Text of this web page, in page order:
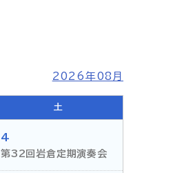
2026年08月
土
4
第32回岩倉定期演奏会